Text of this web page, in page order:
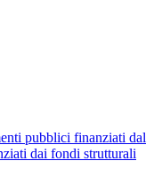
pubblici finanziati dal
dai fondi strutturali